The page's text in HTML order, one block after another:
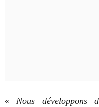
« Nous développons